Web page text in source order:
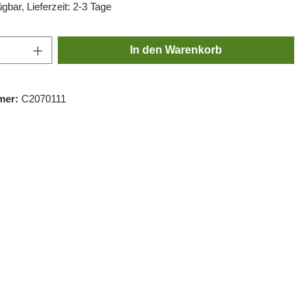
Lieferzeit: 2-3 Tage
Anzahl: Gib den gewünschten Wert ein
In den Warenkorb
C2070111